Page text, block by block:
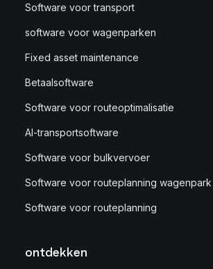
Software voor transport
software voor wagenparken
Fixed asset maintenance
Betaalsoftware
Software voor routeoptimalisatie
AI-transportsoftware
Software voor bulkvervoer
Software voor routeplanning wagenpark
Software voor routeplanning
ontdekken